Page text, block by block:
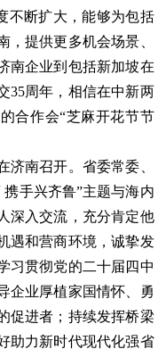
不断扩大，能够为包括
，提供更多机会场景、
南企业到包括新加坡在
35周年，相信在中新两
合作会“芝麻开花节节
南召开。省委常委、
手兴齐鲁”主题与海内
深入交流，充分肯定他
遇和营商环境，诚挚发
习贯彻党的二十届四中
企业厚植家国情怀、勇
促进者；持续发挥桥梁
助力新时代现代化强省